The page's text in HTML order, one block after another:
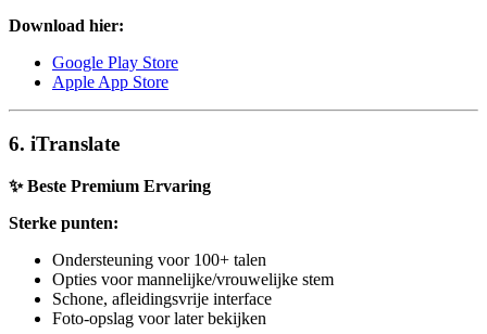
Download hier:
Google Play Store
Apple App Store
6. iTranslate
✨ Beste Premium Ervaring
Sterke punten:
Ondersteuning voor 100+ talen
Opties voor mannelijke/vrouwelijke stem
Schone, afleidingsvrije interface
Foto-opslag voor later bekijken